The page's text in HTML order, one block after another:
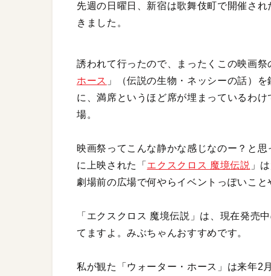
先週の日曜日、新宿は歌舞伎町で開催さ
きました。
誘われて行ったので、まったくこの映画
ホース 」（伝説の生物・ネッシーの話）
に、満席というほど席が埋まっているわ
場。
映画祭ってこんな静かな感じなのー？と
に上映された「 エクスクロス 魔境伝説 」
劇場前の広場で何やらイベントっぽいこと
「エクスクロス 魔境伝説」は、現在発売
てますよ。みぶちゃんおすすめです。
私が観た「ウォーター・ホース」は来年2